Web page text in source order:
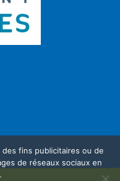
des fins publicitaires ou de
de réseaux sociaux en